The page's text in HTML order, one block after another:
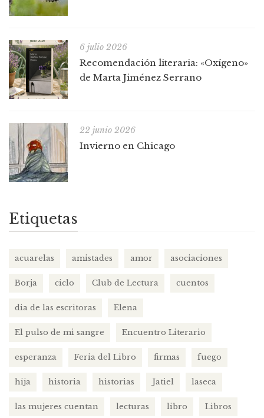
6 julio 2026
Recomendación literaria: «Oxígeno»
de Marta Jiménez Serrano
22 junio 2026
Invierno en Chicago
Etiquetas
acuarelas amistades amor asociaciones
Borja ciclo Club de Lectura cuentos
dia de las escritoras Elena
El pulso de mi sangre Encuentro Literario
esperanza Feria del Libro firmas fuego
hija historia historias Jatiel laseca
las mujeres cuentan lecturas libro Libros